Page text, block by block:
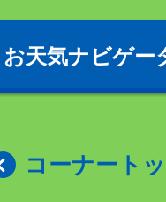
お天気ナビゲー
コーナート